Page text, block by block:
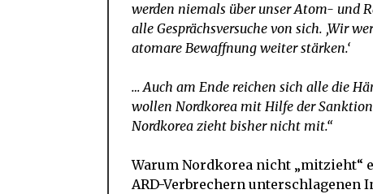
werden niemals über unser Atom- und
alle Gesprächsversuche von sich. ‚Wir
atomare Bewaffnung weiter stärken.‘
… Auch am Ende reichen sich alle die
wollen Nordkorea mit Hilfe der
Nordkorea zieht bisher nicht mit.“
Warum Nordkorea nicht „mitzieht“
ARD-Verbrechern unterschlagenen